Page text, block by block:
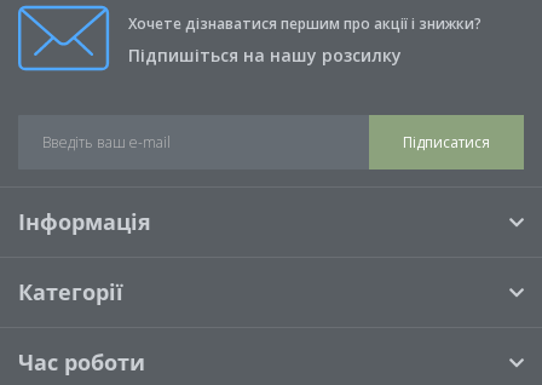
Хочете дізнаватися першим про акції і знижки?
Підпишіться на нашу розсилку
Підписатися
Інформація
Категорії
Час роботи